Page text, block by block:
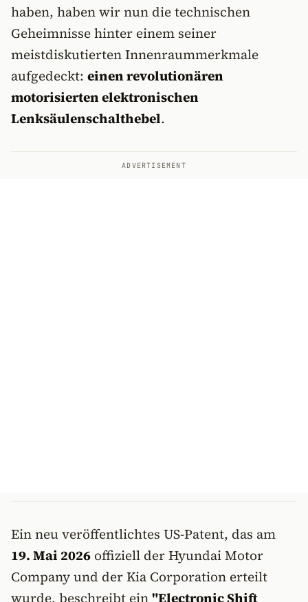
haben, haben wir nun die technischen
Geheimnisse hinter einem seiner
meistdiskutierten Innenraummerkmale
aufgedeckt: einen revolutionären
motorisierten elektronischen
Lenksäulenschalthebel.
ADVERTISEMENT
Ein neu veröffentlichtes US-Patent, das am
19. Mai 2026 offiziell der Hyundai Motor
Company und der Kia Corporation erteilt
wurde, beschreibt ein"Electronic Shift